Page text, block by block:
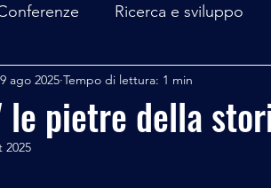
Ricerca e sviluppo
Interviste Mare Mediterraneo
pietre della
ago 2025 Tempo di lettura: 1 min
2025